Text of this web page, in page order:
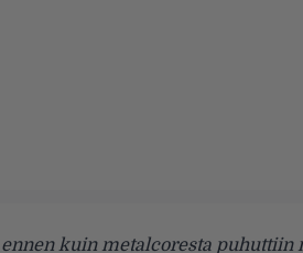
kuin metalcoresta puhuttiin